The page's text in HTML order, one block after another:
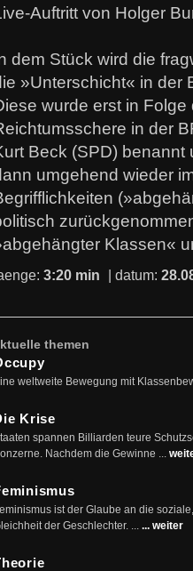
Auftritt von Holger
dem Stück wird die
»Unterschicht« in der
wurde erst in
in der
Beck (SPD)
umgehend wieder
Klassen«
3:20 min | datum:
themen
weltweite Bewegung mit
Krise
spannen Billiarden teure
Nachdem die Gewinne ...
ist der Glaube an die
der Geschlechter. ... ... weiter